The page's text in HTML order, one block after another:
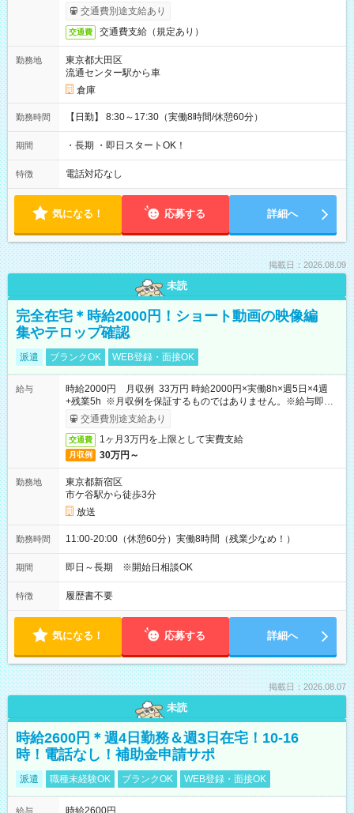
交通費別途支給あり
交通費 交通費支給（規定あり）
勤務地
東京都大田区
流通センター駅から車
倉庫
勤務時間 【日勤】 8:30～17:30（実働8時間/休憩60分）
期間 ・長期 ・即日スタートOK！
特徴 電話対応なし
気になる！ 応募する 詳細へ
掲載日：2026.08.09
未読
完全在宅＊時給2000円！ショート動画の映像編
集やテロップ確認
派遣 ブランクOK WEB登録・面接OK
給与
時給2000円 月収例 33万円 時給2000円×実働8h×週5日×4週
+残業5h ※月収例を保証するものではありません。※給与即受
取りサービス利用可（利用条件有）
交通費別途支給あり
交通費 1ヶ月3万円を上限として実費支給
月収例 30万円～
勤務地
東京都新宿区
市ケ谷駅から徒歩3分
放送
勤務時間 11:00-20:00（休憩60分）実働8時間（残業少なめ！）
期間 即日～長期 ※開始日相談OK
特徴 履歴書不要
気になる！ 応募する 詳細へ
掲載日：2026.08.07
未読
時給2600円＊週4日勤務＆週3日在宅！10-16
時！電話なし！補助金申請サポ
派遣 職種未経験OK ブランクOK WEB登録・面接OK
給与 時給2600円